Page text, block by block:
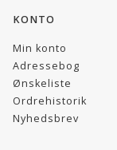
KONTO
Min konto
Adressebog
Ønskeliste
Ordrehistorik
Nyhedsbrev